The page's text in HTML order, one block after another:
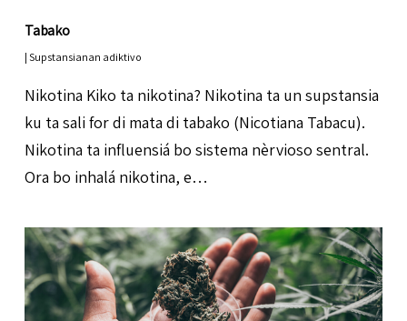
Tabako
|Supstansianan adiktivo
Nikotina Kiko ta nikotina? Nikotina ta un supstansia
ku ta sali for di mata di tabako (Nicotiana Tabacu).
Nikotina ta influensiá bo sistema nèrvioso sentral.
Ora bo inhalá nikotina, e…